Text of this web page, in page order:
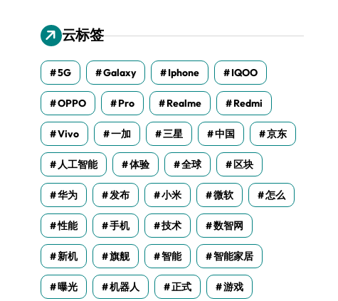
云标签
5G Galaxy Iphone IQOO
OPPO Pro Realme Redmi
Vivo 一加 三星 中国 京东
人工智能 体验 全球 区块
华为 发布 小米 微软 怎么
性能 手机 技术 数智网
新机 旗舰 智能 智能家居
曝光 机器人 正式 游戏